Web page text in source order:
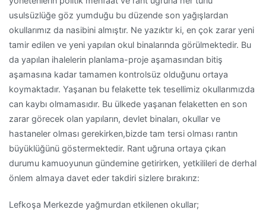
usulsüzlüğe göz yumduğu bu düzende son yağışlardan
okullarımız da nasibini almıştır. Ne yazıktır ki, en çok zarar yeni
tamir edilen ve yeni yapılan okul binalarında görülmektedir. Bu
da yapılan ihalelerin planlama-proje aşamasından bitiş
aşamasına kadar tamamen kontrolsüz olduğunu ortaya
koymaktadır. Yaşanan bu felakette tek tesellimiz okullarımızda
can kaybı olmamasıdır. Bu ülkede yaşanan felaketten en son
zarar görecek olan yapıların, devlet binaları, okullar ve
hastaneler olması gerekirken,bizde tam tersi olması rantın
büyüklüğünü göstermektedir. Rant uğruna ortaya çıkan
durumu kamuoyunun gündemine getirirken, yetkilileri de derhal
önlem almaya davet eder takdiri sizlere bırakırız:
Lefkoşa Merkezde yağmurdan etkilenen okullar;